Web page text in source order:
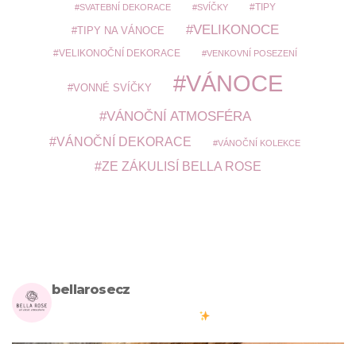
SVATEBNÍ DEKORACE SVÍČKY TIPY
TIPY NA VÁNOCE VELIKONOCE
VELIKONOČNÍ DEKORACE VENKOVNÍ POSEZENÍ
VONNÉ SVÍČKY VÁNOCE
VÁNOČNÍ ATMOSFÉRA
VÁNOČNÍ DEKORACE VÁNOČNÍ KOLEKCE
ZE ZÁKULISÍ BELLA ROSE
bellarosecz